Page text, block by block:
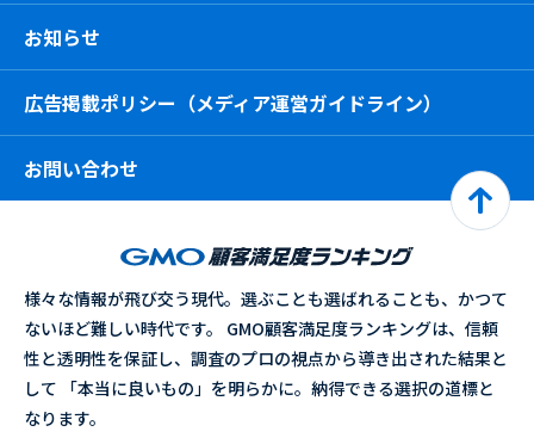
お知らせ
広告掲載ポリシー（メディア運営ガイドライン）
お問い合わせ
様々な情報が飛び交う現代。選ぶことも選ばれることも、かつて
ないほど難しい時代です。 GMO顧客満足度ランキングは、信頼
性と透明性を保証し、調査のプロの視点から導き出された結果と
して 「本当に良いもの」を明らかに。納得できる選択の道標と
なります。